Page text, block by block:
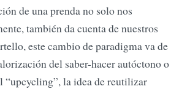
de una prenda no solo nos
también da cuenta de nuestros
este cambio de paradigma va de
del saber-hacer autóctono o
“upcycling”, la idea de reutilizar